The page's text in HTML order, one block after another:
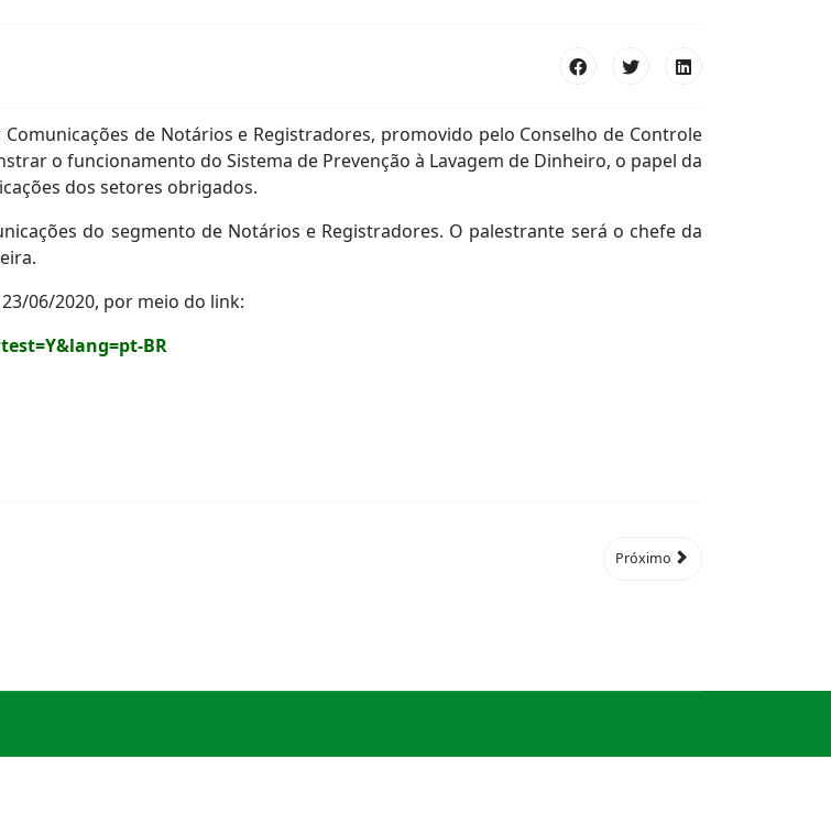
de Notários e Registradores, promovido pelo Conselho de Controle
o funcionamento do Sistema de Prevenção à Lavagem de Dinheiro, o papel da
dos setores obrigados.
do segmento de Notários e Registradores. O palestrante será o chefe da
06/2020, por meio do link:
BR
Próximo